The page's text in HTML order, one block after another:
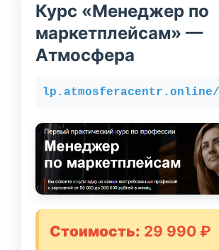
Курс «Менеджер по
маркетплейсам» —
Атмосфера
lp.atmosferacentr.online/
Стоимость: 29 990 ₽